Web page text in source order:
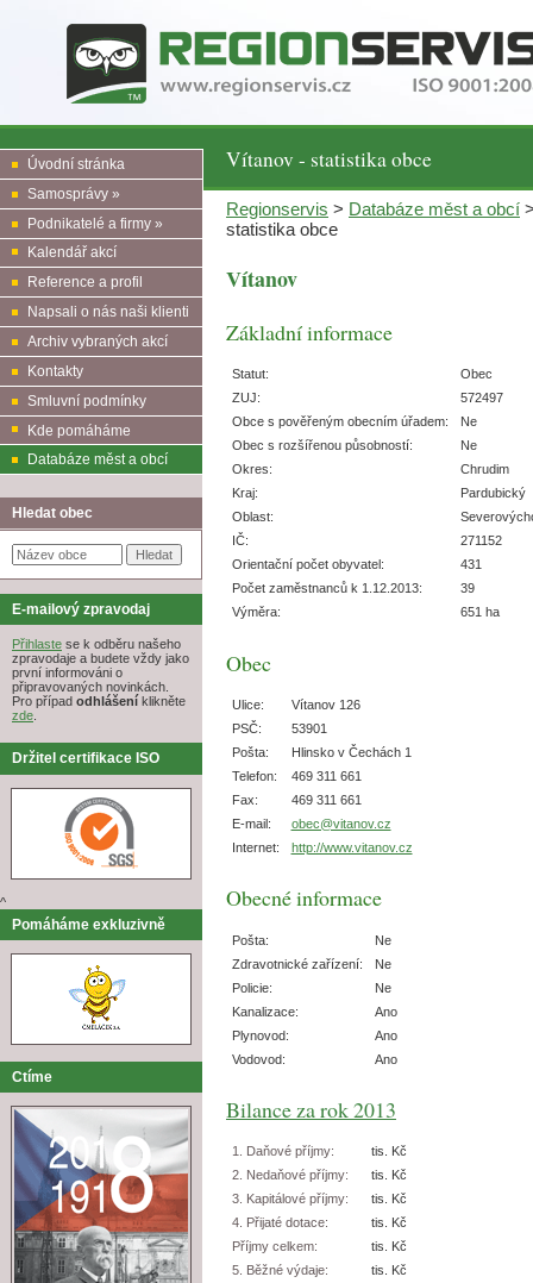
Vítanov - statistika obce
Úvodní stránka
Samosprávy »
Podnikatelé a firmy »
Kalendář akcí
Reference a profil
Napsali o nás naši klienti
Archiv vybraných akcí
Kontakty
Smluvní podmínky
Kde pomáháme
Databáze měst a obcí
Hledat obec
E-mailový zpravodaj
Přihlaste se k odběru našeho
zpravodaje a budete vždy jako
první informováni o
připravovaných novinkách.
Pro případ odhlášení klikněte
zde.
Držitel certifikace ISO
^
Pomáháme exkluzivně
Ctíme
Regionservis > Databáze měst a obcí
statistika obce
Vítanov
Základní informace
Statut:
Obec
ZUJ:
572497
Obce s pověřeným obecním úřadem:
Ne
Obec s rozšířenou působností:
Ne
Okres:
Chrudim
Kraj:
Pardubický
Oblast:
IČ:
271152
Orientační počet obyvatel:
431
Počet zaměstnanců k 1.12.2013:
39
Výměra:
651 ha
Obec
Ulice:
Vítanov 126
PSČ:
53901
Pošta:
Hlinsko v Čechách 1
Telefon:
469 311 661
Fax:
469 311 661
E-mail:
obec@vitanov.cz
Internet:
http://www.vitanov.cz
Obecné informace
Pošta:
Ne
Zdravotnické zařízení:
Ne
Policie:
Ne
Kanalizace:
Ano
Plynovod:
Ano
Vodovod:
Ano
Bilance za rok 2013
1. Daňové příjmy:
tis. Kč
2. Nedaňové příjmy:
tis. Kč
3. Kapitálové příjmy:
tis. Kč
4. Přijaté dotace:
tis. Kč
Příjmy celkem:
tis. Kč
5. Běžné výdaje:
tis. Kč